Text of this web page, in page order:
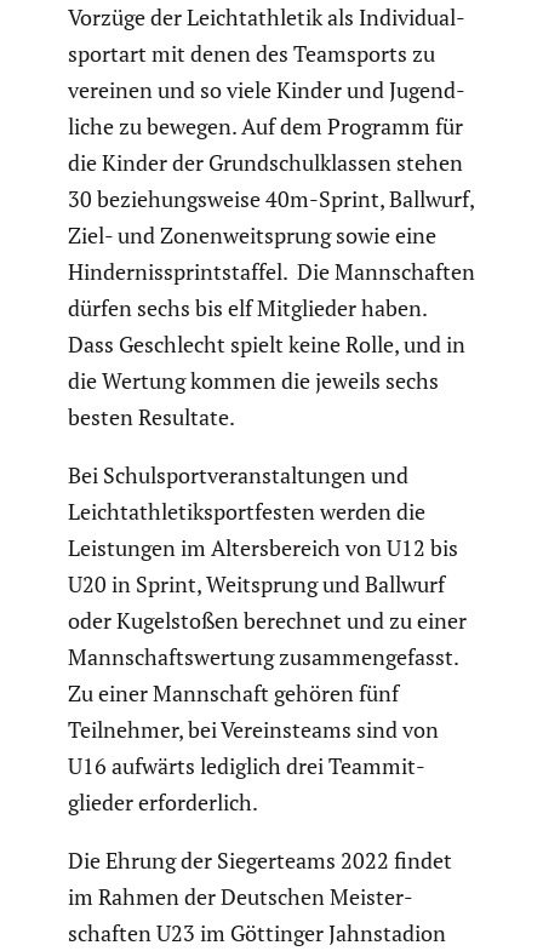
Vorzüge der Leicht­ath­letik als Indivi­du­al­
sportart mit denen des Teamsports zu
vereinen und so viele Kinder und Jugend­
liche zu bewegen. Auf dem Programm für
die Kinder der Grund­schul­klassen stehen
30 bezie­hungs­weise 40m-Sprint, Ballwurf,
Ziel- und Zonen­weit­sprung sowie eine
Hinder­nis­sprint­staffel. Die Mannschaften
dürfen sechs bis elf Mitglieder haben.
Dass Geschlecht spielt keine Rolle, und in
die Wertung kommen die jeweils sechs
besten Resultate.
Bei Schul­sport­ver­an­stal­tungen und
Leicht­ath­le­tik­sport­festen werden die
Leistungen im Alters­be­reich von U12 bis
U20 in Sprint, Weitsprung und Ballwurf
oder Kugel­stoßen berechnet und zu einer
Mannschafts­wer­tung zusam­men­ge­fasst.
Zu einer Mannschaft gehören fünf
Teilnehmer, bei Vereins­teams sind von
U16 aufwärts lediglich drei Teammit­
glieder erfor­der­lich.
Die Ehrung der Sieger­teams 2022 findet
im Rahmen der Deutschen Meister­
schaften U23 im Göttinger Jahnsta­dion